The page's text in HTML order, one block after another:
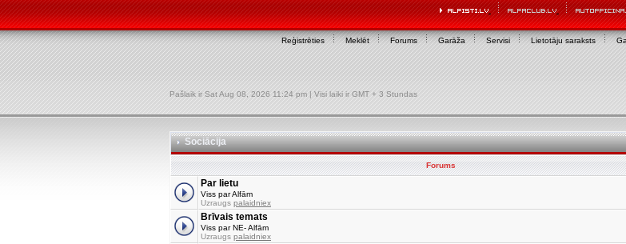
Reģistrēties Meklēt Forums Garāža Servisi Lietotāju saraksts
Pašlaik ir Sat Aug 08, 2026 11:24 pm | Visi laiki ir GMT + 3 Stundas
Sociācija
Forums
Par lietu
Viss par Alfām
Uzraugs palaidniex
Brīvais temats
Viss par NE- Alfām
Uzraugs palaidniex